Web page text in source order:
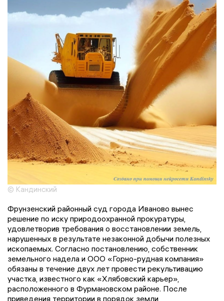
© Кандинский
Фрунзенский районный суд города Иваново вынес
решение по иску природоохранной прокуратуры,
удовлетворив требования о восстановлении земель,
нарушенных в результате незаконной добычи полезных
ископаемых. Согласно постановлению, собственник
земельного надела и ООО «Горно-рудная компания»
обязаны в течение двух лет провести рекультивацию
участка, известного как «Хлябовский карьер»,
расположенного в Фурмановском районе. После
приведения территории в порядок земли